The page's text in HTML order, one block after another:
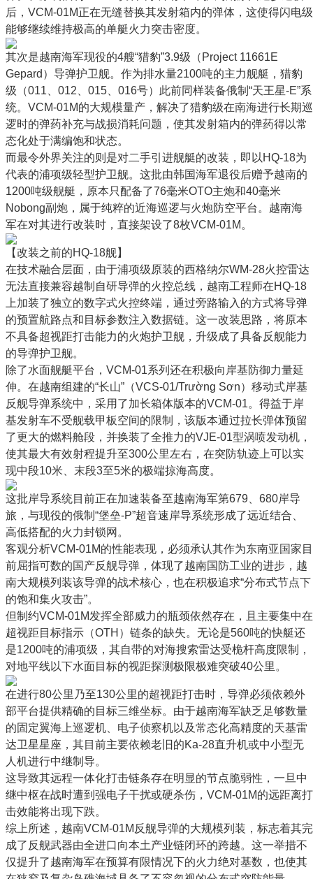
后，VCM-01M正在无缝替换其发射箱内的弹体，这使得闪电级
能够继续维持极高的单艇火力突击密度。
其次是越南海军现役的4艘“猎豹”3.9级（Project 11661E
Gepard）导弹护卫舰。作为排水量2100吨的主力舰艇，猎豹
级（011、012、015、016号）此前同样装备俄制“天王星-E”系
统。VCM-01M的大规模量产，解决了猎豹级在南海进行长期巡
逻时的弹药补充与战损消耗问题，使其发射箱内的弹药得以常
态化处于满编饱和状态。
而最令外界关注的则是对二手引进舰艇的改装，即以HQ-18为
代表的浦项级轻型护卫舰。这批由韩国海军退役后赠予越南的
1200吨级舰艇，原本只配备了76毫米OTO主炮和40毫米
Nobong副炮，属于纯粹的近海巡逻与火炮防空平台。越南海
军在对其进行改装时，直接架设了8枚VCM-01M。
【改装之前的HQ-18舰】
在技术融合层面，由于浦项级原装的西格纳尔WM-28火控雷达
无法直接兼容越制自研导弹的火控总线，越南工程师在HQ-18
上加装了独立的数字式火控终端，通过旁路输入的方式将导弹
的预置航路点和目标参数注入数据链。这一改装思路，将原本
不具备超视距打击能力的火炮护卫舰，升级成了具备反舰能力
的导弹护卫舰。
除了水面舰艇平台，VCM-01系列还在积极向岸基防御力量延
伸。在越南组建的“长山”（VCS-01/Trường Sơn）移动式岸基
反舰导弹系统中，采用了加长箱体版本的VCM-01。得益于岸
基发射车不受舰载甲板空间的限制，该版本通过拉长弹体预留
了更大的燃料舱段，并换装了全推力的VJE-01型涡喷发动机，
使其最大有效射程提升至300公里左右，在突防轨迹上可以实
现中段10米、末段3至5米的极端掠海高度。
这批岸导系统目前正在加速装备至越南海军第679、680岸导
旅，与现役的俄制“堡垒-P”超音速岸导系统形成了远近结合、
高低搭配的火力封锁网。
客观分析VCM-01M的性能表现，必须承认其作为东南亚国家目
前屈指可数的国产反舰导弹，体现了越南国防工业的进步，越
南大规模列装该导弹的战术核心，也在积极追求“分布式节点下
的饱和集火攻击”。
但制约VCM-01M发挥全部威力的瓶颈依然存在，且主要集中在
超视距目标指示（OTH）链条的缺失。无论是560吨的快艇还
是1200吨的浦项级，其自带的对海搜索雷达受桅杆高度限制，
对地平线以下水面目标的视距探测极限极难突破40公里。
在进行80公里乃至130公里的超视距打击时，导弹必须依赖外
部平台提供精确的目标三维坐标。由于越南海军缺乏足够数量
的固定翼海上巡逻机、电子侦察机以及常态化高精度的天基雷
达卫星星座，其目前主要依赖老旧的Ka-28直升机或中小型无
人机进行中继制导。
这导致其远程一体化打击链条存在明显的节点脆弱性，一旦中
继中枢在战时遭到强电子干扰或硬杀伤，VCM-01M的远距离打
击效能将出现下跌。
综上所述，越南VCM-01M反舰导弹的大规模列装，标志着其完
成了反舰武器由全进口向本土产业链闭环的跨越。这一举措不
仅提升了越南海军在预算有限情况下的火力绝对基数，也使其